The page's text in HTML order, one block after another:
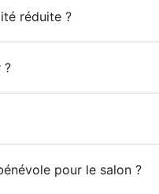
réduite ?
?
pour le salon ?